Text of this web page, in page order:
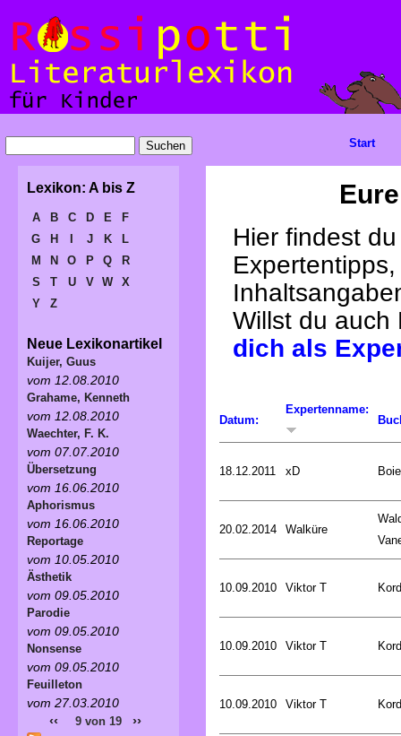
Hier findest
Willst du
dich als
Datum:
Expertenname:
18.12.2011 xD
20.02.2014 Walküre
10.09.2010 Viktor T
10.09.2010 Viktor T
10.09.2010 Viktor T
Start
Lexikon: A bis Z
A B C D E
F
G
H J K
L
M
N O P Q
R
S
T U V W
X
Y
Z
Neue Lexikonartikel
Kuijer, Guus
vom 12.08.2010
Grahame, Kenneth
vom 12.08.2010
Waechter, F. K.
vom 07.07.2010
Übersetzung
vom 16.06.2010
Aphorismus
vom 16.06.2010
Reportage
vom 10.05.2010
Ästhetik
vom 09.05.2010
Parodie
vom 09.05.2010
Nonsense
vom 09.05.2010
Feuilleton
vom 27.03.2010
‹‹ 9 von 19 ››